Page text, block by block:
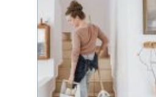
Österlen fått en alldeles
egen karaktär. Här går
säsong, hållbarhet och
personligt uttryck före
snabba lösningar.
31 juli
2026